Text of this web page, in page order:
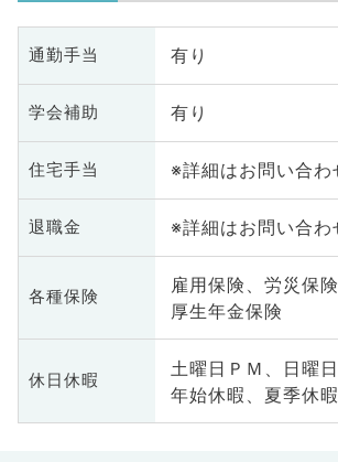
通勤手当 有り
学会補助 有り
住宅手当 ※詳細はお問い合わ
退職金 ※詳細はお問い合わ
各種保険
雇用保険、労災保
厚生年金保険
休日休暇
土曜日ＰＭ、日曜
年始休暇、夏季休